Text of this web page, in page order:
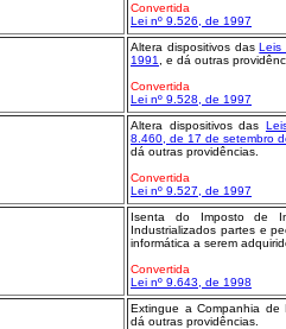
Convertida
Lei nº 9.526, de 1997
Altera dispositivos dasLeis
1991
, e dá outras
Convertida
Lei nº 9.528, de 1997
Altera dispositivos das
8.460, de 17 de setembro
dá outras providências.
Convertida
Lei nº 9.527, de 1997
Isenta do Imposto de
Industrializados partes e
informática a serem
Convertida
Lei nº 9.643, de 1998
Extingue a Companhia de
dá outras providências.